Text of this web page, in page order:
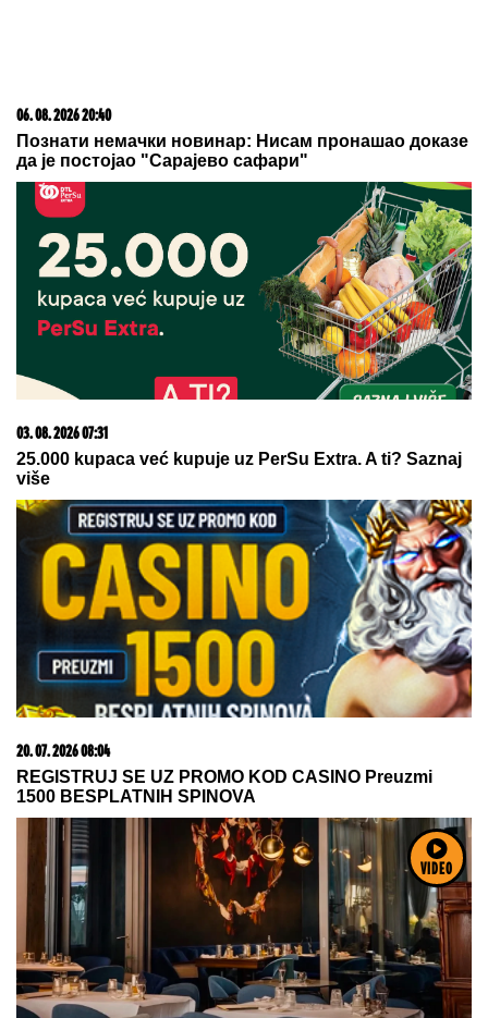
VIDEO
06. 08. 2026 20:40
Познати немачки новинар: Нисам пронашао доказе
да је постојао "Сарајево сафари"
03. 08. 2026 07:31
25.000 kupaca već kupuje uz PerSu Extra. A ti? Saznaj
više
20. 07. 2026 08:04
REGISTRUJ SE UZ PROMO KOD CASINO Preuzmi
1500 BESPLATNIH SPINOVA